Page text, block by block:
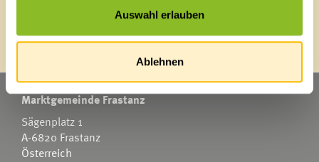
Auswahl erlauben
Ablehnen
Energieeffiziente Gemeinde
Marktgemeinde Frastanz
Sägenplatz 1
A-6820 Frastanz
Österreich